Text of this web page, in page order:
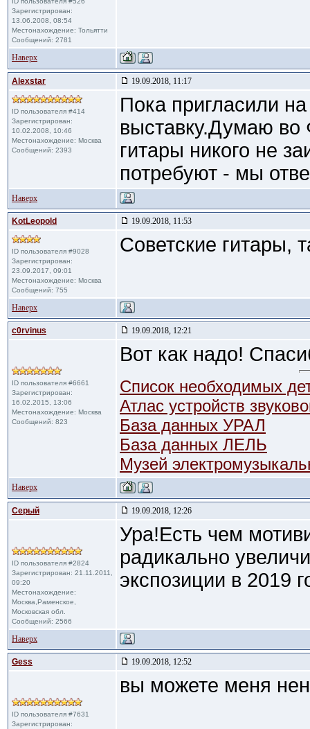
Зарегистрирован:
13.06.2008, 08:54
Местонахождение: Тольятти
Сообщений: 2781
Наверх
Alexstar 19.09.2018, 11:17
ID пользователя #414
Зарегистрирован:
10.02.2008, 10:46
Местонахождение: Москва
Сообщений: 2393
Пока пригласили
выставку.Думаю во
гитары никого не
потребуют - мы
Наверх
KotLeopold 19.09.2018, 11:53
ID пользователя #9028
Зарегистрирован:
23.09.2017, 09:01
Местонахождение: Москва
Сообщений: 755
Советские гитары,
Наверх
c0rvinus 19.09.2018, 12:21
ID пользователя #6661
Зарегистрирован:
16.02.2015, 13:06
Местонахождение: Москва
Сообщений: 823
Вот как надо!
Список необходимых
Атлас устройств
База данных УРАЛ
База данных ЛЕЛЬ
Музей
Наверх
Cерый 19.09.2018, 12:26
ID пользователя #2824
Зарегистрирован: 21.11.2011,
09:20
Местонахождение:
Москва,Раменское,
Московская обл.
Сообщений: 2566
Ура!Есть чем
радикально
экспозиции в 2019
Наверх
Gess 19.09.2018, 12:52
ID пользователя #7631
Зарегистрирован:
вы можете меня